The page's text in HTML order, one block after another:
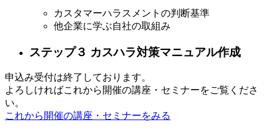
カスタマーハラスメントの判断基準
他企業に学ぶ自社の取組み
ステップ３ カスハラ対策マニュアル作成
申込み受付は終了しております。
よろしければこれから開催の講座・セミナーをご覧くださ
い。
これから開催の講座・セミナーをみる